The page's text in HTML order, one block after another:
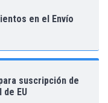
en el Envío
suscripción de
EU